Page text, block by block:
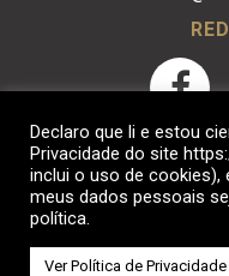
Crivelari &
Declaro que li e estou
Privacidade do site
inclui o uso de cookies),
meus dados pessoais
política.
Ver Política de Privacidade